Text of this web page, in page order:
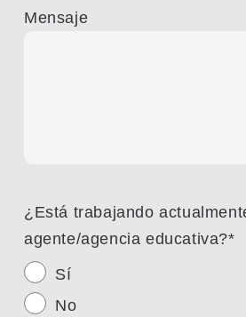
Mensaje
¿Está trabajando
agente/agencia educativa?*
Sí
No